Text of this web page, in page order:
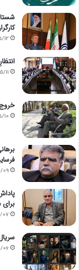
شستا
12
11
10
09
07
06